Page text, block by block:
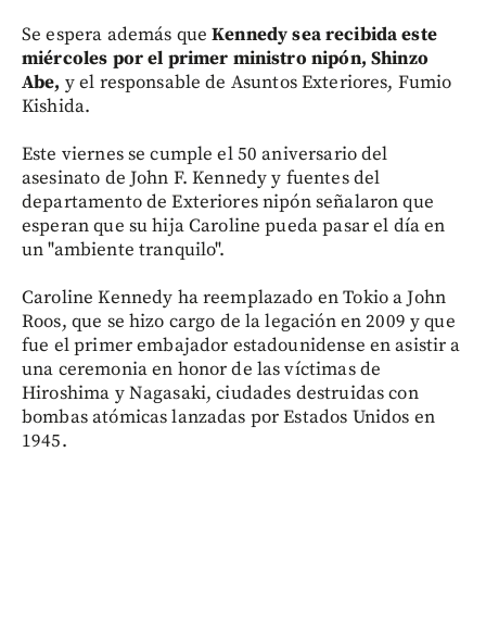
Se espera además queKennedy sea recibida este
miércoles por el primer ministro nipón, Shinzo
Abe, y el responsable de Asuntos Exteriores, Fumio
Kishida.
Este viernes se cumple el 50 aniversario del
asesinato de John F. Kennedy y fuentes del
departamento de Exteriores nipón señalaron que
esperan que su hija Caroline pueda pasar el día en
un "ambiente tranquilo".
Caroline Kennedy ha reemplazado en Tokio a John
Roos, que se hizo cargo de la legación en 2009 y que
fue el primer embajador estadounidense en asistir a
una ceremonia en honor de las víctimas de
Hiroshima y Nagasaki, ciudades destruidas con
bombas atómicas lanzadas por Estados Unidos en
1945.